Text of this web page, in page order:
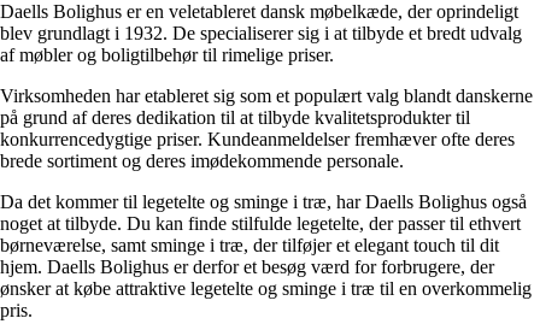
Daells Bolighus er en veletableret dansk møbelkæde, der oprindeligt
blev grundlagt i 1932. De specialiserer sig i at tilbyde et bredt udvalg
af møbler og boligtilbehør til rimelige priser.
Virksomheden har etableret sig som et populært valg blandt danskerne
på grund af deres dedikation til at tilbyde kvalitetsprodukter til
konkurrencedygtige priser. Kundeanmeldelser fremhæver ofte deres
brede sortiment og deres imødekommende personale.
Da det kommer til legetelte og sminge i træ, har Daells Bolighus også
noget at tilbyde. Du kan finde stilfulde legetelte, der passer til ethvert
børneværelse, samt sminge i træ, der tilføjer et elegant touch til dit
hjem. Daells Bolighus er derfor et besøg værd for forbrugere, der
ønsker at købe attraktive legetelte og sminge i træ til en overkommelig
pris.